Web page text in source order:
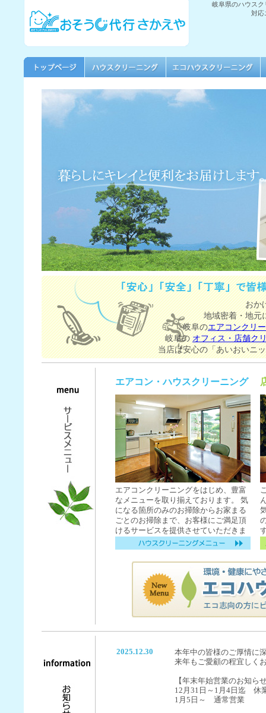
岐阜県のハウス
対応
おか
地域密着・地元
岐阜のエアコンクリ
岐阜のオフィス・店舗ク
当店は安心の「あいおいニ
エアコン・ハウスクリーニング
エアコンクリーニングをはじめ、豊富
なメニューを取り揃えております。 気
になる箇所のみのお掃除からお家まる
ごとのお掃除まで、お客様にご満足頂
けるサービスを提供させていただきま
2025.12.30
本年中の皆様のご厚情に
来年もご愛顧の程宜しく
【年末年始営業のお知ら
12月31日～1月4日迄 休
1月5日～ 通常営業